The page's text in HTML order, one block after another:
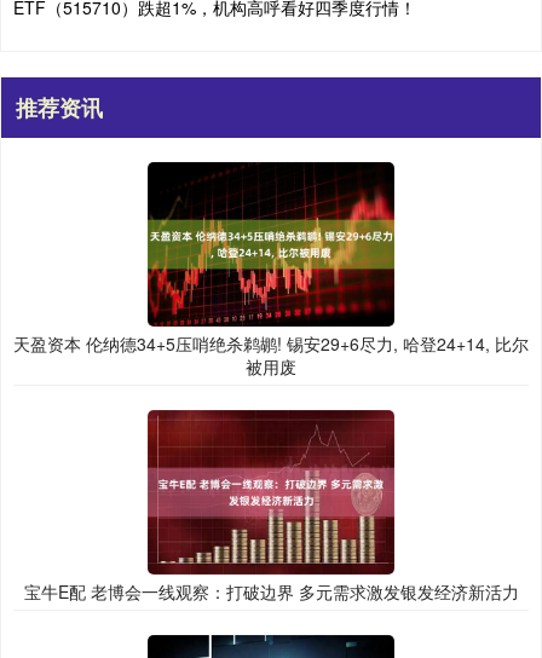
ETF（515710）跌超1%，机构高呼看好四季度行情！
推荐资讯
天盈资本 伦纳德34+5压哨绝杀鹈鹕! 锡安29+6尽力, 哈登24+14, 比尔
被用废
宝牛E配 老博会一线观察：打破边界 多元需求激发银发经济新活力